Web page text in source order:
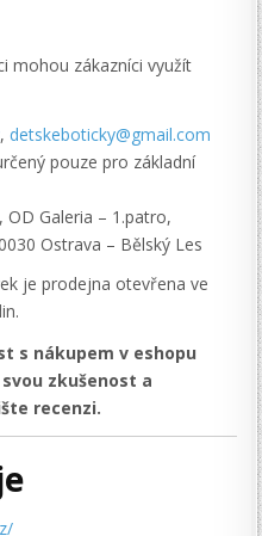
mohou zákazníci využít
, detskeboticky@gmail.com
pouze pro základní
OD Galeria – 1.patro,
Ostrava – Bělský Les
je prodejna otevřena ve
s nákupem v eshopu
zkušenost a
recenzi.